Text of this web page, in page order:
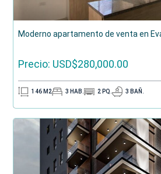
Moderno apartamento de venta en
Precio: USD$280,000.00
146 M2 3 HAB. 2 PQ. 3 BAÑ.